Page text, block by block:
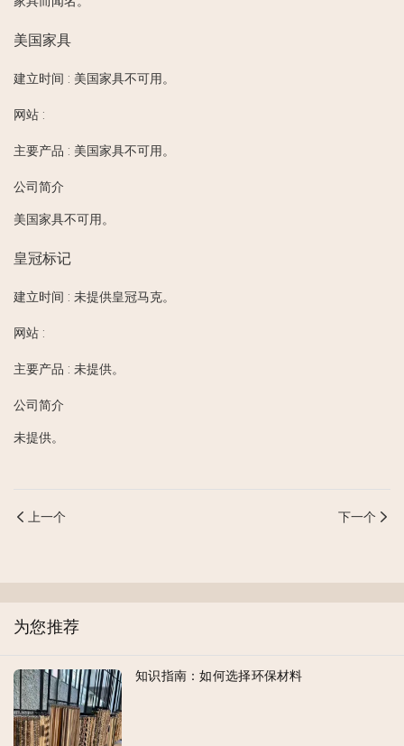
美国家具
建立时间 : 美国家具不可用。
网站 :
主要产品 : 美国家具不可用。
公司简介
美国家具不可用。
皇冠标记
建立时间 : 未提供皇冠马克。
网站 :
主要产品 : 未提供。
公司简介
未提供。
上一个 下一个
为您推荐
知识指南：如何选择环保材料